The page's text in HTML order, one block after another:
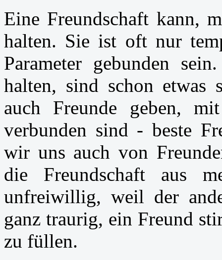
Eine Freundschaft kann,
halten. Sie ist oft nur
Parameter gebunden
halten, sind schon etwas
auch Freunde geben,
verbunden sind - beste
wir uns auch von
die Freundschaft aus
unfreiwillig, weil der
ganz traurig, ein Freund
zu füllen.